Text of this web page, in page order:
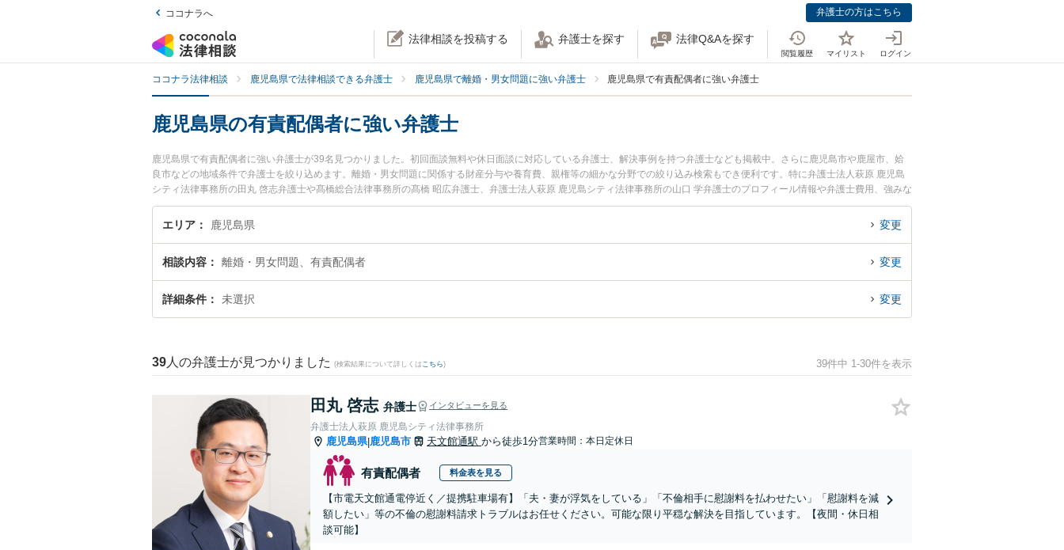
ココナラへ 弁護士の方はこちら
法律相談を投稿する 弁護士を探す 法律Q&Aを探す
閲覧履歴 マイリスト ログイン
ココナラ法律相談 鹿児島県で法律相談できる弁護士 鹿児島県で離婚・男女問題に強い弁護士 鹿児島県で有責配偶者に強い弁護士
鹿児島県の有責配偶者に強い弁護士
鹿児島県で有責配偶者に強い弁護士が39名見つかりました。初回面談無料や休日面談に対応している弁護士、解決事例を持つ弁護士なども掲載中。さらに鹿児島市や鹿屋市、姶
良市などの地域条件で弁護士を絞り込めます。離婚・男女問題に関係する財産分与や養育費、親権等の細かな分野での絞り込み検索もでき便利です。特に弁護士法人萩原 鹿児島
シティ法律事務所の田丸 啓志弁護士や髙橋総合法律事務所の髙橋 昭広弁護士、弁護士法人萩原 鹿児島シティ法律事務所の山口 学弁護士のプロフィール情報や弁護士費用、強みな
どが注目されています。『鹿児島県で土日や夜間に発生した有責配偶者のトラブルを今すぐに弁護士に相談したい』『有責配偶者のトラブル解決の実績豊富な近くの弁護士を検索
したい』『初回相談無料で有責配偶者を法律相談できる鹿児島県内の弁護士に相談予約したい』などでお困りの相談者さんにおすすめです。
エリア 鹿児島県 変更
相談内容 離婚・男女問題、有責配偶者 変更
詳細条件 未選択 変更
39 人の弁護士が見つかりました (検索結果について詳しくは こちら) 39件中 1-30件を表示
田丸 啓志 弁護士 インタビューを見る
弁護士法人萩原 鹿児島シティ法律事務所
鹿児島県|鹿児島市 天文館通駅 から徒歩1分営業時間：本日定休日
有責配偶者 料金表を見る
【市電天文館通電停近く／提携駐車場有】「夫・妻が浮気をしている」「不倫相手に慰謝料を払わせたい」「慰謝料を減
額したい」等の不倫の慰謝料請求トラブルはお任せください。可能な限り平穏な解決を目指しています。【夜間・休日相
談可能】